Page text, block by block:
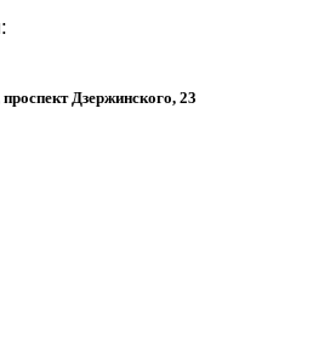
Дзержинского, 23